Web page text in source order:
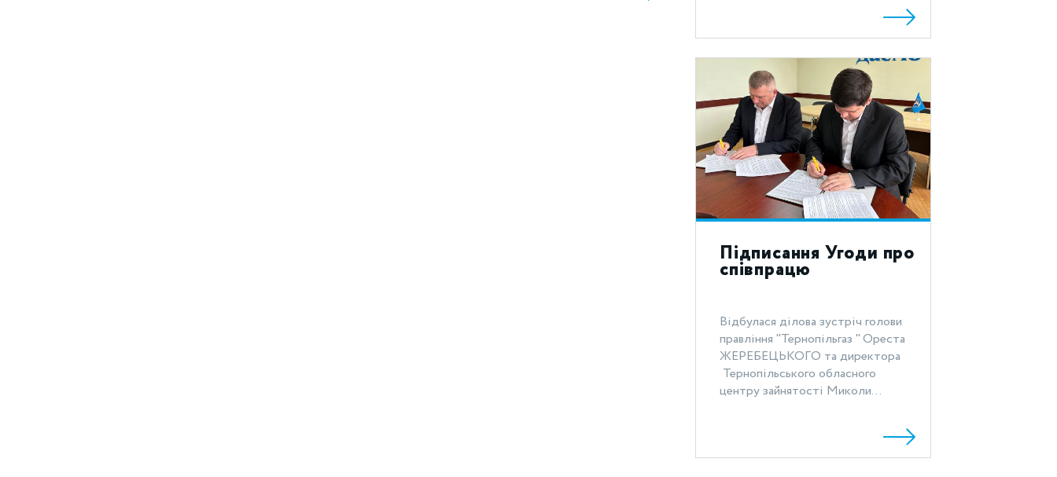
Підписання Угоди про
співпрацю
Відбулася ділова зустріч голови
правління "Тернопільгаз " Ореста
ЖЕРЕБЕЦЬКОГО та директора
Тернопільського обласного
центру зайнятості Миколи...